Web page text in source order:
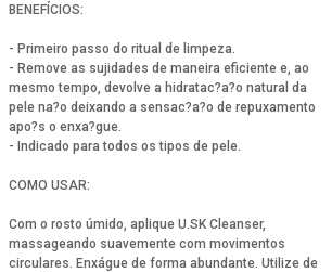
BENEFÍCIOS:
- Primeiro passo do ritual de limpeza.
- Remove as sujidades de maneira eficiente e, ao
mesmo tempo, devolve a hidratac?a?o natural da
pele na?o deixando a sensac?a?o de repuxamento
apo?s o enxa?gue.
- Indicado para todos os tipos de pele.
COMO USAR:
Com o rosto úmido, aplique U.SK Cleanser,
massageando suavemente com movimentos
circulares. Enxágue de forma abundante. Utilize de